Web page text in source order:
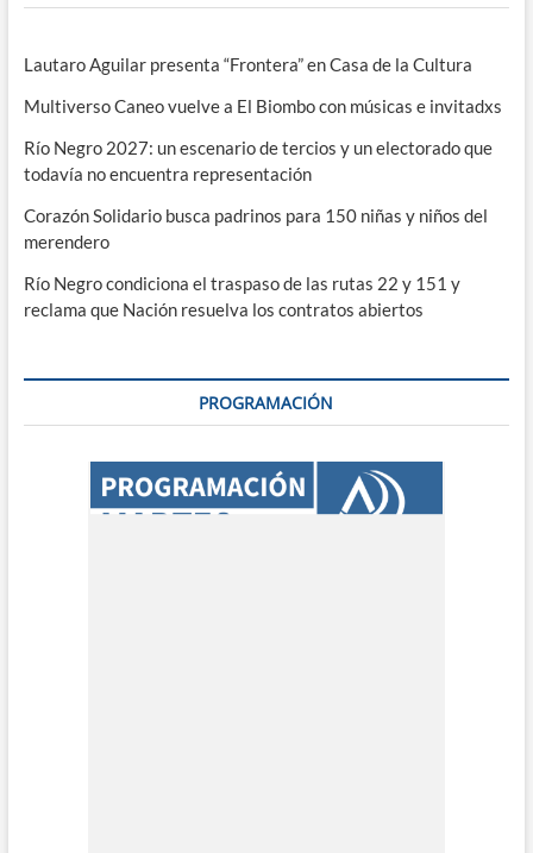
Lautaro Aguilar presenta “Frontera” en Casa de la Cultura
Multiverso Caneo vuelve a El Biombo con músicas e invitadxs
Río Negro 2027: un escenario de tercios y un electorado que
todavía no encuentra representación
Corazón Solidario busca padrinos para 150 niñas y niños del
merendero
Río Negro condiciona el traspaso de las rutas 22 y 151 y
reclama que Nación resuelva los contratos abiertos
PROGRAMACIÓN